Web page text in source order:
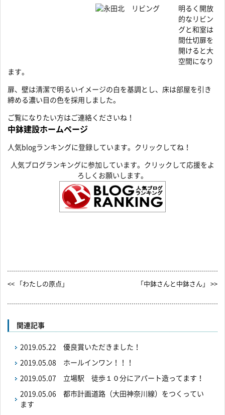
明るく開放
的なリビン
グと和室は
間仕切扉を
開けると大
空間になり
ます。
扉、壁は清潔で明るいイメージの白を基調とし、床は部屋を引き
締める濃い目の色を採用しました。
ご覧になりたい方はご連絡くださいね！
中鉢建設ホームページ
人気blogランキングに登録しています。クリックしてね！
人気ブログランキングに参加しています。クリックして応援をよ
ろしくお願いします。
<< 「わたしの原点」 「中鉢さんと中鉢さん」 >>
関連記事
2019.05.22 優良賞いただきました！
2019.05.08 ホールインワン！！！
2019.05.07 立場駅 徒歩１０分にアパート造ってます！
2019.05.06 都市計画道路（大田神奈川線）をつくってい
ます